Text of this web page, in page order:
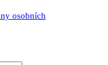
osobních